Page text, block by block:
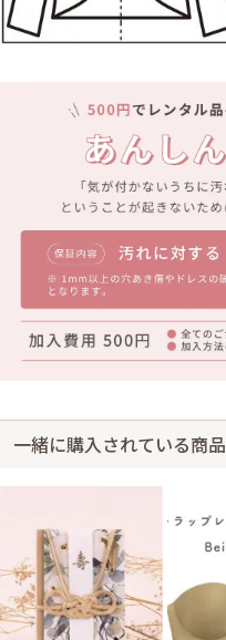
一緒に購入されている商品